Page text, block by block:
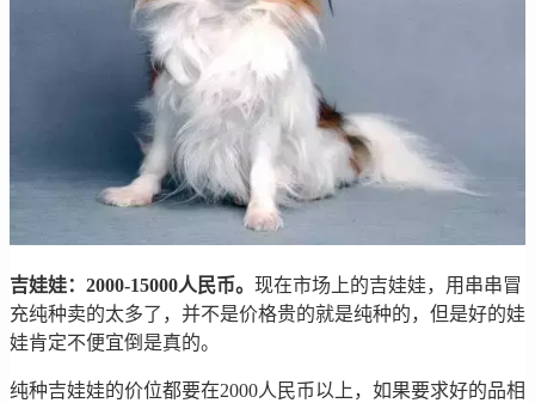
吉娃娃：2000-15000人民币。 现在市场上的吉娃娃，用串串冒
充纯种卖的太多了，并不是价格贵的就是纯种的，但是好的娃
娃肯定不便宜倒是真的。
纯种吉娃娃的价位都要在2000人民币以上，如果要求好的品相